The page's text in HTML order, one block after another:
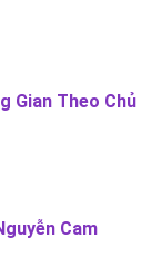
Gian Theo Chủ
Cam